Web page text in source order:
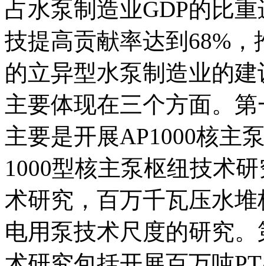
占水泵制造业GDP的比
技提高贡献率达到68%
的立异型水泵制造业的
主要体现在三个方面。
主要是开展AP1000核主
1000型核主泵枢纽技术
术研究，百万千瓦压水
电用泵技术尺度的研究